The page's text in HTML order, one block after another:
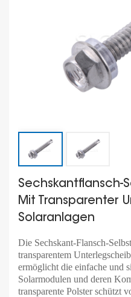
Sechskantflansch-
Mit Transparenter
Solaranlagen
Die Sechskant-Flansch-
transparentem
ermöglicht die einfache und
Solarmodulen und deren
transparente Polster schützt